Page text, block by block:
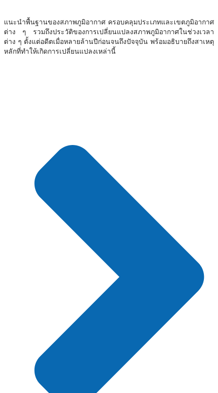
แนะนำพื้นฐานของสภาพภูมิอากาศ ครอบคลุมประเภทและเขตภูมิอากาศ
ต่าง ๆ รวมถึงประวัติของการเปลี่ยนแปลงสภาพภูมิอากาศในช่วงเวลา
ต่าง ๆ ตั้งแต่อดีตเมื่อหลายล้านปีก่อนจนถึงปัจจุบัน พร้อมอธิบายถึงสาเหตุ
หลักที่ทำให้เกิดการเปลี่ยนแปลงเหล่านี้